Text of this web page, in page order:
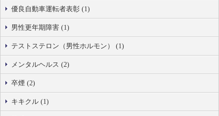
優良自動車運転者表彰 (1)
男性更年期障害 (1)
テストステロン（男性ホルモン） (1)
メンタルヘルス (2)
卒煙 (2)
キキクル (1)